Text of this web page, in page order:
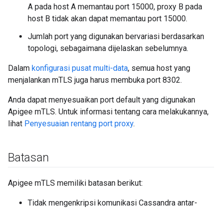
A pada host A memantau port 15000, proxy B pada
host B tidak akan dapat memantau port 15000.
Jumlah port yang digunakan bervariasi berdasarkan
topologi, sebagaimana dijelaskan sebelumnya.
Dalam konfigurasi pusat multi-data, semua host yang
menjalankan mTLS juga harus membuka port 8302.
Anda dapat menyesuaikan port default yang digunakan
Apigee mTLS. Untuk informasi tentang cara melakukannya,
lihat Penyesuaian rentang port proxy.
Batasan
Apigee mTLS memiliki batasan berikut:
Tidak mengenkripsi komunikasi Cassandra antar-